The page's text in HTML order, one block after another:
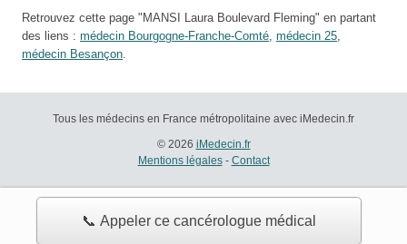
📞 Appeler ce cancérologue médical
Retrouvez cette page "MANSI Laura Boulevard Fleming" en partant
des liens : médecin Bourgogne-Franche-Comté médecin 25
médecin Besançon
Tous les médecins en France métropolitaine avec iMedecin.fr
© 2026 iMedecin.fr
Mentions légales- Contact